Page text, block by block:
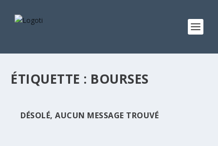
ÉTIQUETTE : BOURSES
DÉSOLÉ, AUCUN MESSAGE TROUVÉ